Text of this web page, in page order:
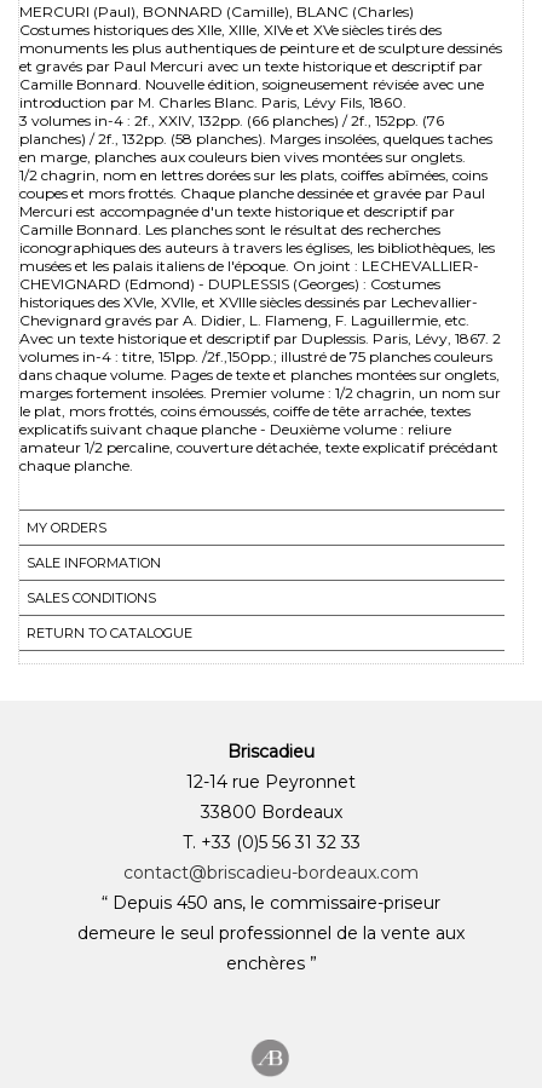
MERCURI (Paul), BONNARD (Camille), BLANC (Charles)
Costumes historiques des XIIe, XIIIe, XIVe et XVe siècles tirés des
monuments les plus authentiques de peinture et de sculpture dessinés
et gravés par Paul Mercuri avec un texte historique et descriptif par
Camille Bonnard. Nouvelle édition, soigneusement révisée avec une
introduction par M. Charles Blanc. Paris, Lévy Fils, 1860.
3 volumes in-4 : 2f., XXIV, 132pp. (66 planches) / 2f., 152pp. (76
planches) / 2f., 132pp. (58 planches). Marges insolées, quelques taches
en marge, planches aux couleurs bien vives montées sur onglets.
1/2 chagrin, nom en lettres dorées sur les plats, coiffes abîmées, coins
coupes et mors frottés. Chaque planche dessinée et gravée par Paul
Mercuri est accompagnée d'un texte historique et descriptif par
Camille Bonnard. Les planches sont le résultat des recherches
iconographiques des auteurs à travers les églises, les bibliothèques, les
musées et les palais italiens de l'époque. On joint : LECHEVALLIER-
CHEVIGNARD (Edmond) - DUPLESSIS (Georges) : Costumes
historiques des XVIe, XVIIe, et XVIIIe siècles dessinés par Lechevallier-
Chevignard gravés par A. Didier, L. Flameng, F. Laguillermie, etc.
Avec un texte historique et descriptif par Duplessis. Paris, Lévy, 1867. 2
volumes in-4 : titre, 151pp. /2f.,150pp.; illustré de 75 planches couleurs
dans chaque volume. Pages de texte et planches montées sur onglets,
marges fortement insolées. Premier volume : 1/2 chagrin, un nom sur
le plat, mors frottés, coins émoussés, coiffe de tête arrachée, textes
explicatifs suivant chaque planche - Deuxième volume : reliure
amateur 1/2 percaline, couverture détachée, texte explicatif précédant
chaque planche.
MY ORDERS
SALE INFORMATION
SALES CONDITIONS
RETURN TO CATALOGUE
Briscadieu
12-14 rue Peyronnet
33800 Bordeaux
T. +33 (0)5 56 31 32 33
contact@briscadieu-bordeaux.com
“ Depuis 450 ans, le commissaire-priseur
demeure le seul professionnel de la vente aux
enchères ”